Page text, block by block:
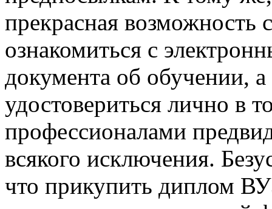
прекрасная
ознакомиться с
документа об обучении,
удостовериться лично в
профессионалами
всякого исключения.
что прикупить диплом